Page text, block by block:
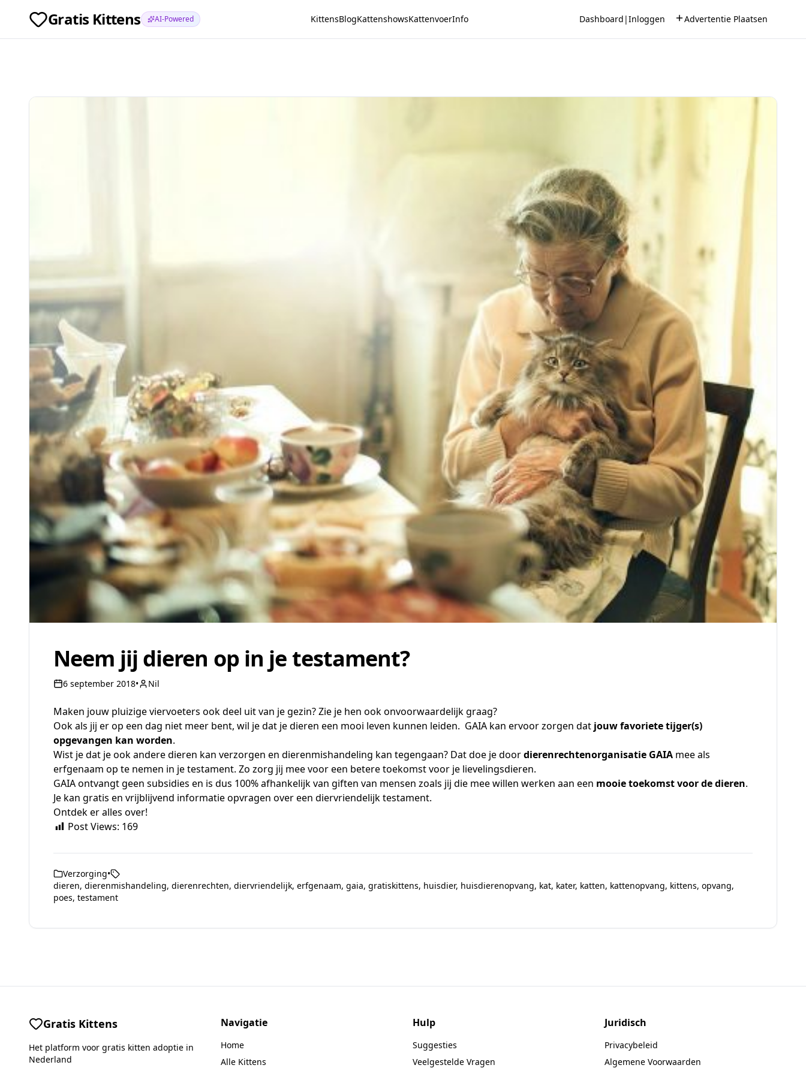
Gratis Kittens AI-Powered KittensBlogKattenshowsKattenvoerInfo Dashboard |Inloggen Advertentie Plaatsen
Neem jij dieren op in je testament?
6 september 2018• Nil
Maken jouw pluizige viervoeters ook deel uit van je gezin? Zie je hen ook onvoorwaardelijk graag?
Ook als jij er op een dag niet meer bent, wil je dat je dieren een mooi leven kunnen leiden. GAIA kan ervoor zorgen dat jouw favoriete tijger(s)
opgevangen kan worden.
Wist je dat je ook andere dieren kan verzorgen en dierenmishandeling kan tegengaan? Dat doe je doordierenrechtenorganisatie GAIA mee als
erfgenaam op te nemen in je testament. Zo zorg jij mee voor een betere toekomst voor je lievelingsdieren.
GAIA ontvangt geen subsidies en is dus 100% afhankelijk van giften van mensen zoals jij die mee willen werken aan een mooie toekomst voor de dieren.
Je kan gratis en vrijblijvend informatie opvragen over een diervriendelijk testament.
Ontdek er alles over!
Post Views: 169
Verzorging•
dieren, dierenmishandeling, dierenrechten, diervriendelijk, erfgenaam, gaia, gratiskittens, huisdier, huisdierenopvang, kat, kater, katten, kattenopvang, kittens, opvang,
poes, testament
Gratis Kittens
Het platform voor gratis kitten adoptie in
Nederland
Navigatie
Home
Alle Kittens
Hulp
Suggesties
Veelgestelde Vragen
Juridisch
Privacybeleid
Algemene Voorwaarden